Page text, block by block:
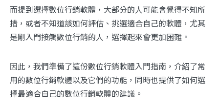
而提到選擇數位行銷軟體，大部分的人可能會覺得不知所
措，或者不知道該如何評估、挑選適合自己的軟體，尤其
是剛入門接觸數位行銷的人，選擇起來會更加困難。
因此，我們準備了這份數位行銷軟體入門指南，介紹了常
用的數位行銷軟體以及它們的功能，同時也提供了如何選
擇最適合自己的數位行銷軟體的建議。